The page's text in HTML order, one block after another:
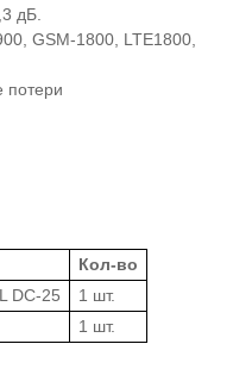
дБ.
GSM-1800, LTE1800,
потери
Кол-во
DC-25
1 шт.
1 шт.